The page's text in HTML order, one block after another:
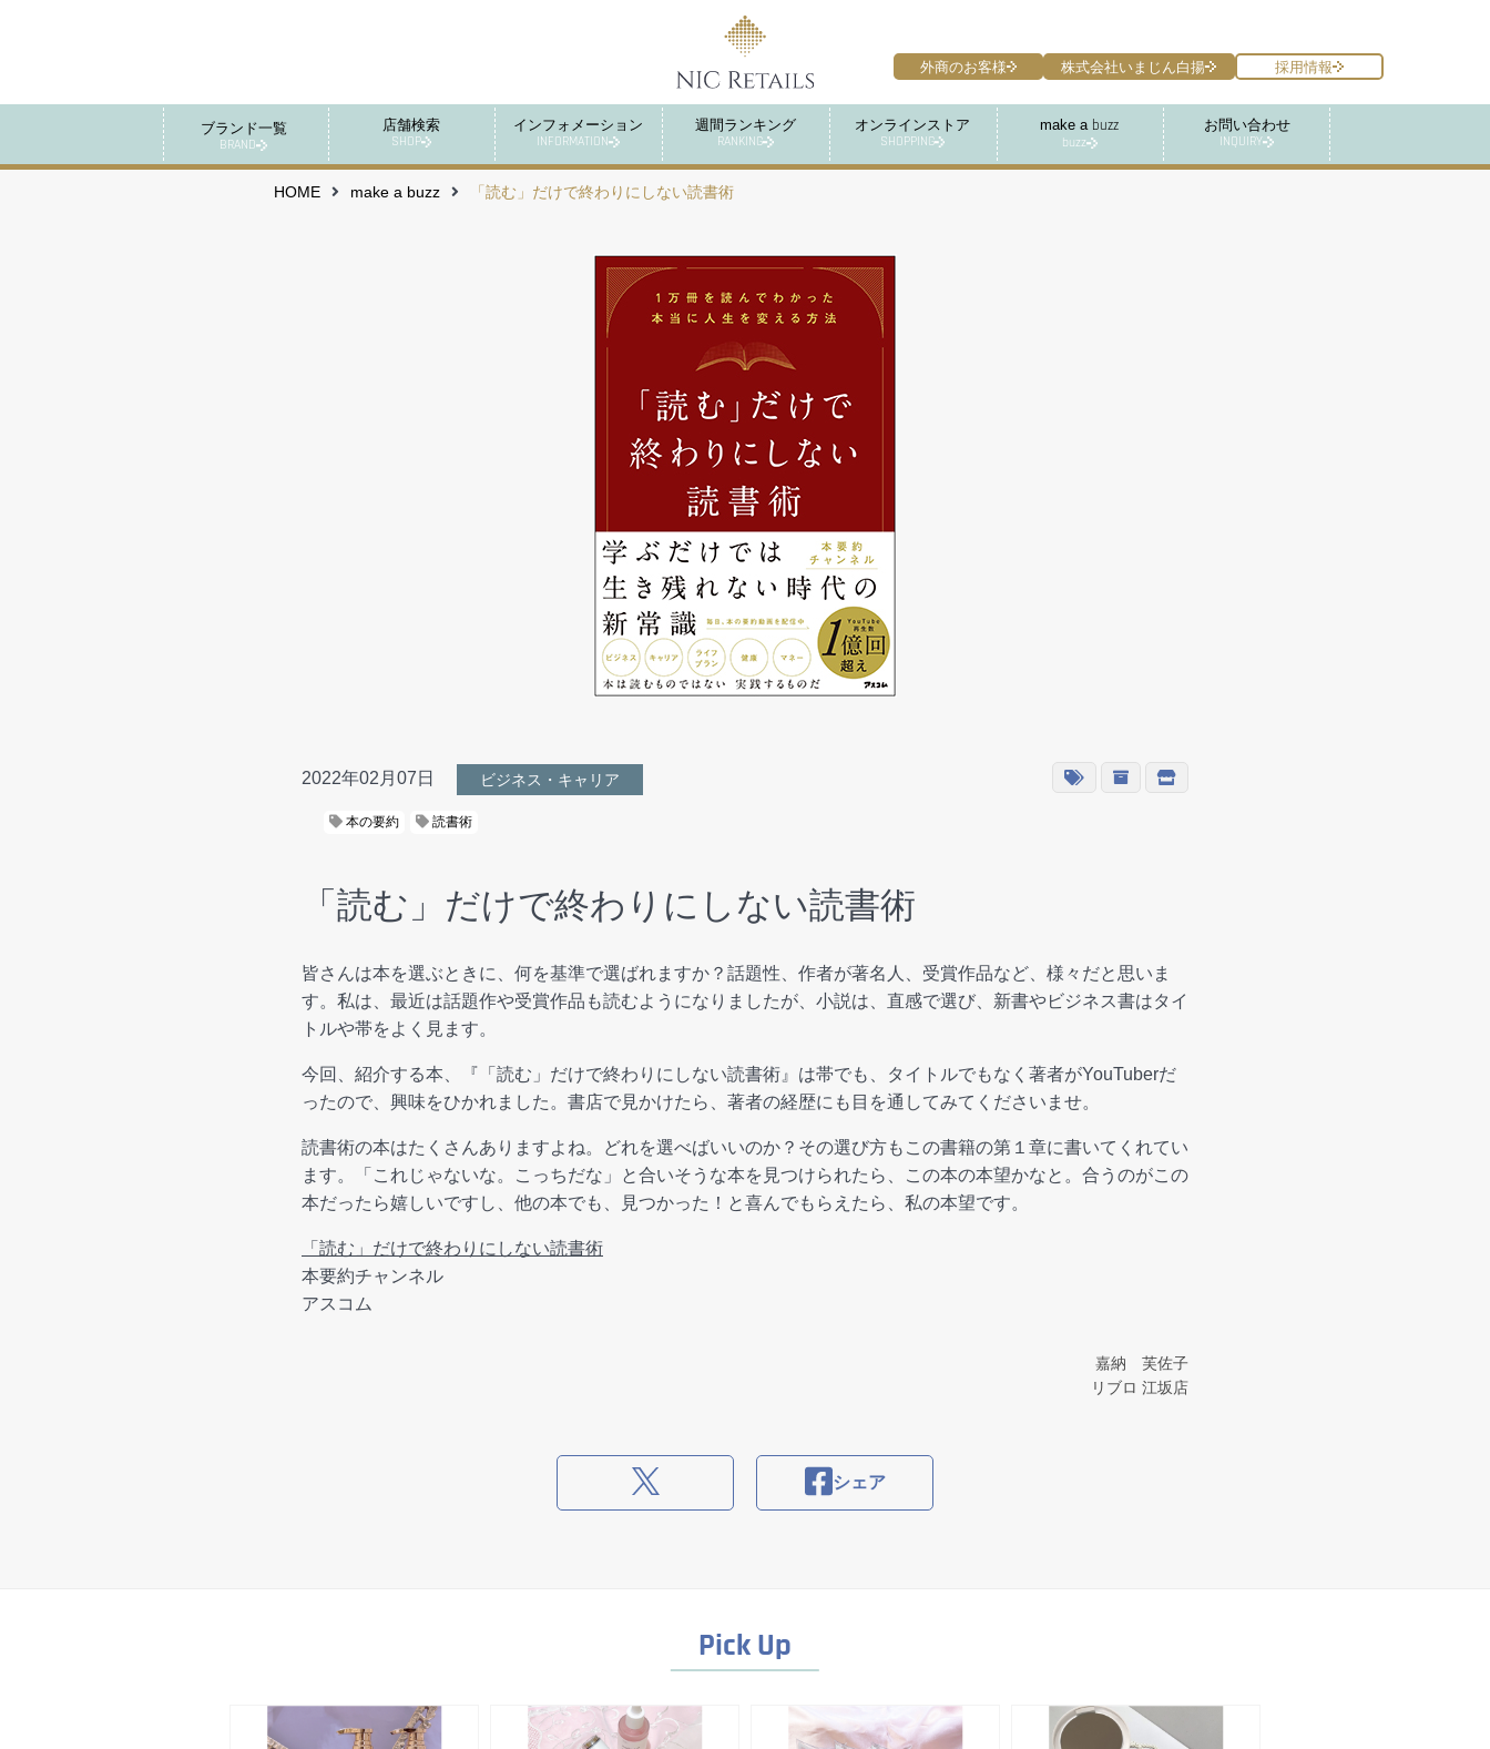
ブランド一覧
BRAND
店舗検索
SHOP
インフォメーション
INFORMATION
週間ランキング
RANKING
オンラインストア
SHOPPING
make a buzz
buzz
お問い合わせ
INQUIRY
外商のお客様 株式会社いまじん白揚 採用情報
HOME make a buzz 「読む」だけで終わりにしない読書術
2022年02月07日 ビジネス・キャリア
本の要約 読書術
「読む」だけで終わりにしない読書術
皆さんは本を選ぶときに、何を基準で選ばれますか？話題性、作者が著名人、受賞作品など、様々だと思いま
す。私は、最近は話題作や受賞作品も読むようになりましたが、小説は、直感で選び、新書やビジネス書はタイ
トルや帯をよく見ます。
今回、紹介する本、『「読む」だけで終わりにしない読書術』は帯でも、タイトルでもなく著者がYouTuberだ
ったので、興味をひかれました。書店で見かけたら、著者の経歴にも目を通してみてくださいませ。
読書術の本はたくさんありますよね。どれを選べばいいのか？その選び方もこの書籍の第１章に書いてくれてい
ます。「これじゃないな。こっちだな」と合いそうな本を見つけられたら、この本の本望かなと。合うのがこの
本だったら嬉しいですし、他の本でも、見つかった！と喜んでもらえたら、私の本望です。
「読む」だけで終わりにしない読書術
本要約チャンネル
アスコム
嘉納 芙佐子
リブロ 江坂店
シェア
Pick Up